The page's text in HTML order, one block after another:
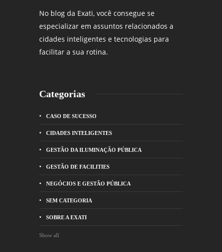
No blog da Exati, você consegue se
especializar em assuntos relacionados a
cidades inteligentes e tecnologias para
facilitar a sua rotina.
Categorias
CASO DE SUCESSO
CIDADES INTELIGENTES
GESTÃO DA ILUMINAÇÃO PÚBLICA
GESTÃO DE FACILITIES
NEGÓCIOS E GESTÃO PÚBLICA
SEM CATEGORIA
SOBRE A EXATI
Show all